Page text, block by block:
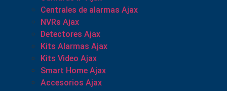
Centrales de alarmas Ajax
NVRs Ajax
Detectores Ajax
Kits Alarmas Ajax
Kits Video Ajax
Smart Home Ajax
Accesorios Ajax